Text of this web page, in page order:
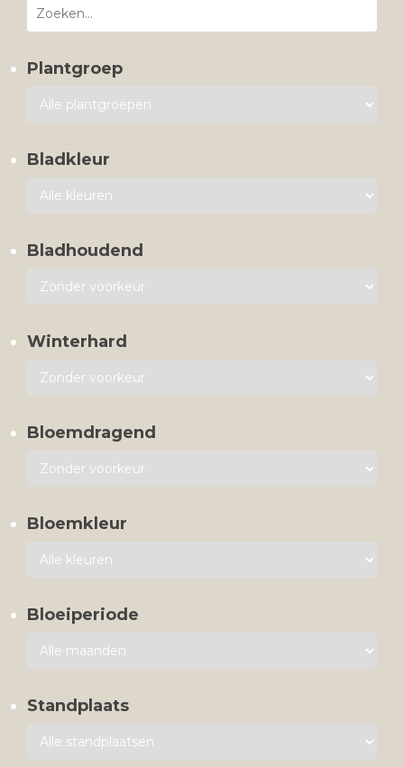
Plantgroep
Bladkleur
Bladhoudend
Winterhard
Bloemdragend
Bloemkleur
Bloeiperiode
Standplaats